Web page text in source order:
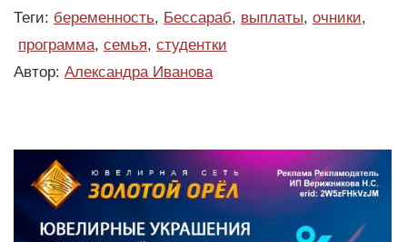
Теги: беременность, Бессараб, выплаты, очники,
программа, семья, студентки
Автор: Александра Иванова